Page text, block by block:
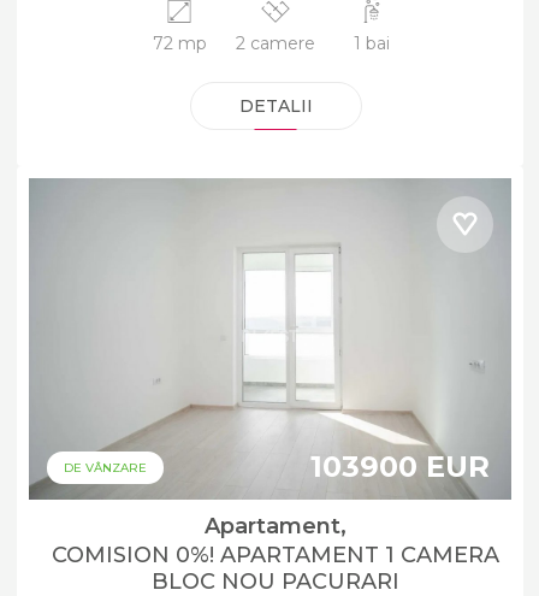
72 mp 2 camere 1 bai
DETALII
DE VÂNZARE 103900 EUR
Apartament,
COMISION 0%! APARTAMENT 1 CAMERA
BLOC NOU PACURARI